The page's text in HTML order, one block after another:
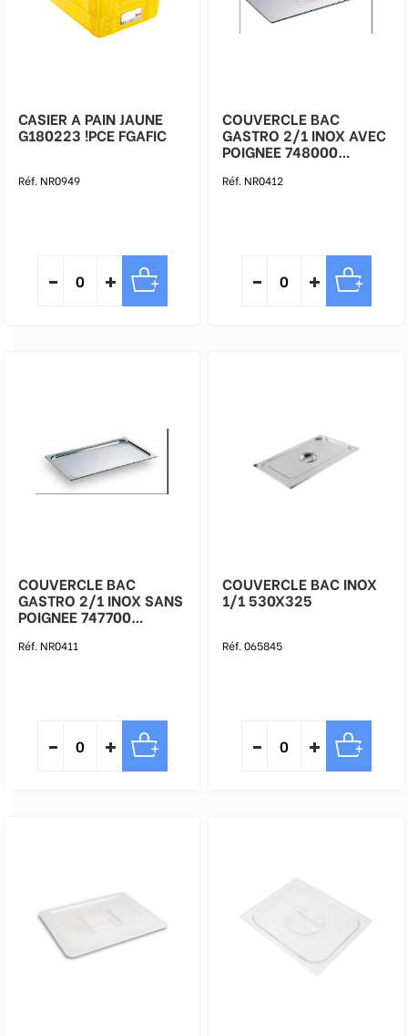
CASIER A PAIN JAUNE
G180223 !PCE FGAFIC
Réf. NR0949
COUVERCLE BAC
GASTRO 2/1 INOX AVEC
POIGNEE 748000
Réf. NR0412
COUVERCLE BAC
GASTRO 2/1 INOX SANS
POIGNEE 747700
Réf. NR0411
COUVERCLE BAC INOX
1/1 530X325
Réf. 065845